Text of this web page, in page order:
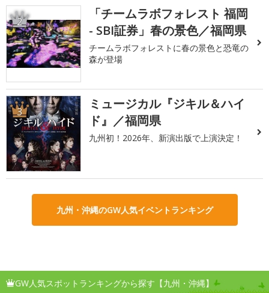
2
「チームラボフォレスト 福岡
- SBI証券」春の景色／福岡県
チームラボフォレストに春の景色と恐竜の
森が登場
3
ミュージカル『ジキル＆ハイ
ド』／福岡県
九州初！2026年、新演出版で上演決定！
九州・沖縄のGW人気イベントランキング
GW人気スポットランキングから探す【九州・沖縄】